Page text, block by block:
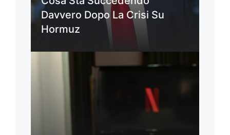
Davvero Dopo La Crisi Su
Hormuz